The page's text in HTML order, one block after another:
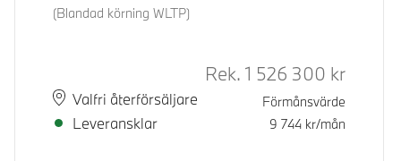
(Blandad körning WLTP)
PlatsValfri återförsäljare
Leveranstid
Leveransklar
Rek.
Rek. 1 526 300 kr
Förmånsvärde
9 744 kr/mån